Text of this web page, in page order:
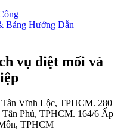
Bảng Hướng Dẫn
vụ diệt mối và
Vĩnh Lộc, TPHCM. 280
Phú, TPHCM. 164/6 Ấp
TPHCM